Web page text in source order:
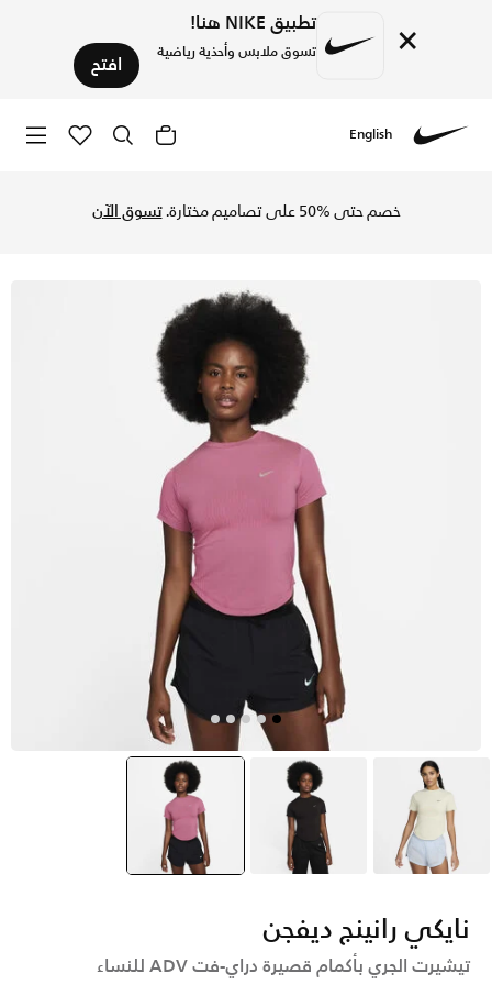
× تطبيق NIKE هنا!
تسوق ملابس وأحذية رياضية افتح
English
خصم حتى %50 على تصاميم مختارة. تسوق الآن
أخضر بنفسجي selected
وردي
نايكي رانينج ديفجن
تيشيرت الجري بأكمام قصيرة دراي-فت ADV للنساء